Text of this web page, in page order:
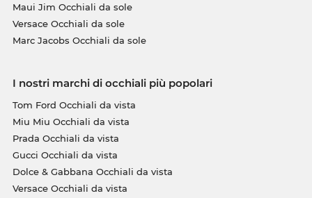
Maui Jim Occhiali da sole
Versace Occhiali da sole
Marc Jacobs Occhiali da sole
I nostri marchi di occhiali più popolari
Tom Ford Occhiali da vista
Miu Miu Occhiali da vista
Prada Occhiali da vista
Gucci Occhiali da vista
Dolce & Gabbana Occhiali da vista
Versace Occhiali da vista